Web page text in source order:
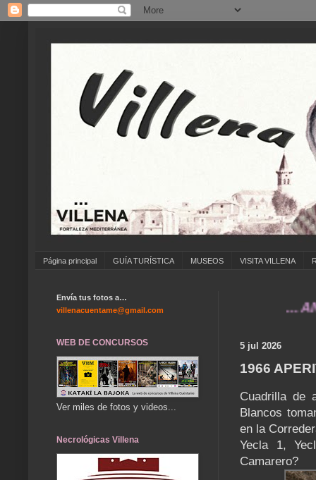
Página principal GUÍA TURÍSTICA MUSEOS VISITA VILLENA
...
5 jul 2026
1966
Cuadrilla de
Blancos
en la
Yecla 1,
Camarero?
Envía tus fotos a…
villenacuentame@gmail.com
WEB DE CONCURSOS
Ver miles de fotos y videos...
Necrológicas Villena